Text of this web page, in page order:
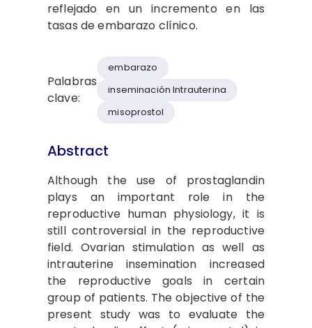
reflejado en un incremento en las
tasas de embarazo clínico.
Palabras
clave:
embarazo
inseminación Intrauterina
misoprostol
Abstract
Although the use of prostaglandin
plays an important role in the
reproductive human physiology, it is
still controversial in the reproductive
field. Ovarian stimulation as well as
intrauterine insemination increased
the reproductive goals in certain
group of patients. The objective of the
present study was to evaluate the